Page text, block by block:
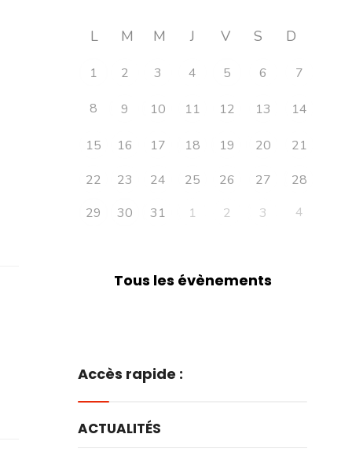
L M M J V S D
1 2 3 4 5 6 7
8 9 10 11 12 13 14
15 16 17 18 19 20
21
22
23 24 25 26 27
28
29
30 31 1 2 3 4
Tous les évènements
Accès rapide :
ACTUALITÉS